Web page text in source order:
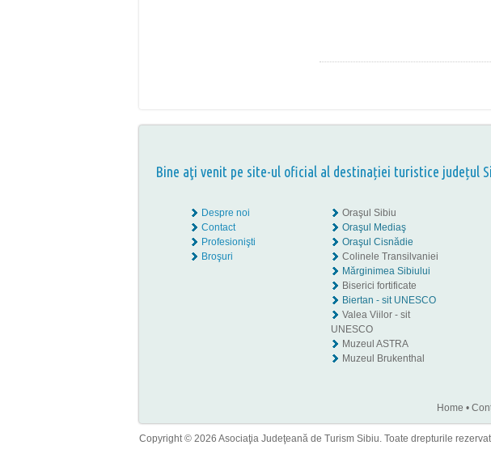
Bine aţi venit pe site-ul oficial al destinației turistice județul
Despre noi
Contact
Profesionişti
Broşuri
Oraşul Sibiu
Oraşul Mediaş
Oraşul Cisnădie
Colinele Transilvaniei
Mărginimea Sibiului
Biserici fortificate
Biertan - sit UNESCO
Valea Viilor - sit
UNESCO
Muzeul ASTRA
Muzeul Brukenthal
Home •
Copyright © 2026 Asociaţia Judeţeană de Turism Sibiu. Toate drepturile